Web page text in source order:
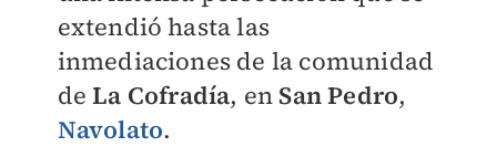
extendió hasta las
inmediaciones de la comunidad
deLa Cofradía, en San Pedro,
Navolato.